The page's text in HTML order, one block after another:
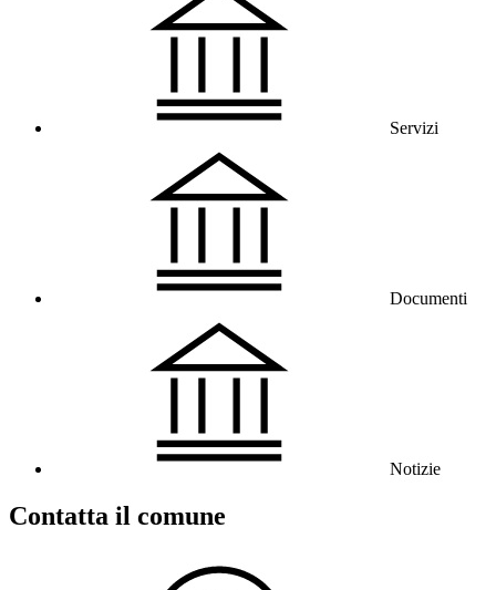
Servizi
Documenti
Notizie
Contatta il comune